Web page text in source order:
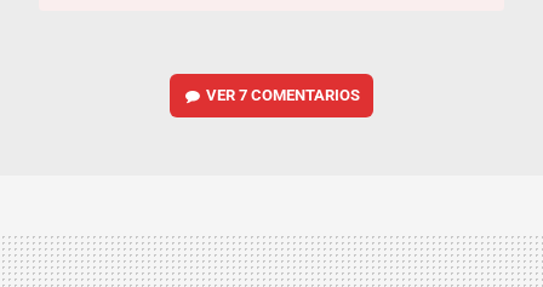
VER7 COMENTARIOS